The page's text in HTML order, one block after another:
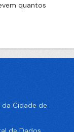
quantos
Cidade de